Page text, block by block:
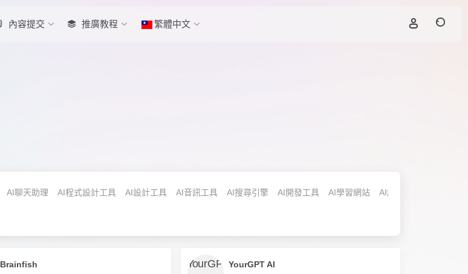
內容提交 推廣教程 繁體中文
AI聊天助理 AI程式設計工具 AI設計工具 AI音訊工具 AI搜尋引擎 AI開發工具 AI學習網站 AI訓練模型
Brainfish YourGPT AI